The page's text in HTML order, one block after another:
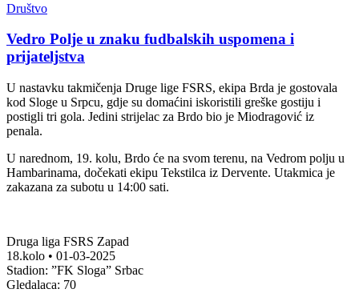
Društvo
Vedro Polje u znaku fudbalskih uspomena i
prijateljstva
U nastavku takmičenja Druge lige FSRS, ekipa Brda je gostovala
kod Sloge u Srpcu, gdje su domaćini iskoristili greške gostiju i
postigli tri gola. Jedini strijelac za Brdo bio je Miodragović iz
penala.
U narednom, 19. kolu, Brdo će na svom terenu, na Vedrom polju u
Hambarinama, dočekati ekipu Tekstilca iz Dervente. Utakmica je
zakazana za subotu u 14:00 sati.
Druga liga FSRS Zapad
18.kolo • 01-03-2025
Stadion: ”FK Sloga” Srbac
Gledalaca: 70